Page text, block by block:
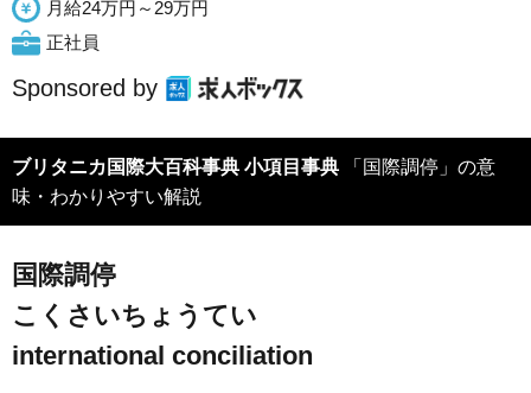
月給24万円～29万円
正社員
Sponsored by
ブリタニカ国際大百科事典 小項目事典 「国際調停」の意
味・わかりやすい解説
国際調停
こくさいちょうてい
international conciliation